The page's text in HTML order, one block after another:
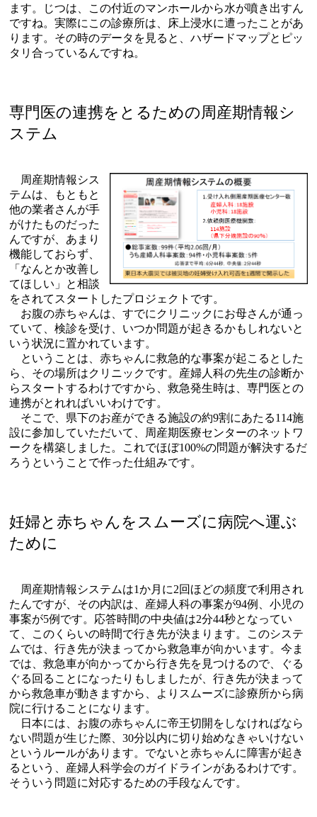
ます。じつは、この付近のマンホールから水が噴き出すん
ですね。実際にこの診療所は、床上浸水に遭ったことがあ
ります。その時のデータを見ると、ハザードマップとピッ
タリ合っているんですね。
専門医の連携をとるための周産期情報シ
ステム
周産期情報シス
テムは、もともと
他の業者さんが手
がけたものだった
んですが、あまり
機能しておらず、
「なんとか改善し
てほしい」と相談
をされてスタートしたプロジェクトです。
お腹の赤ちゃんは、すでにクリニックにお母さんが通っ
ていて、検診を受け、いつか問題が起きるかもしれないと
いう状況に置かれています。
ということは、赤ちゃんに救急的な事案が起こるとした
ら、その場所はクリニックです。産婦人科の先生の診断か
らスタートするわけですから、救急発生時は、専門医との
連携がとれればいいわけです。
そこで、県下のお産ができる施設の約9割にあたる114施
設に参加していただいて、周産期医療センターのネットワ
ークを構築しました。これでほぼ100%の問題が解決するだ
ろうということで作った仕組みです。
妊婦と赤ちゃんをスムーズに病院へ運ぶ
ために
周産期情報システムは1か月に2回ほどの頻度で利用され
たんですが、その内訳は、産婦人科の事案が94例、小児の
事案が5例です。応答時間の中央値は2分44秒となってい
て、このくらいの時間で行き先が決まります。このシステ
ムでは、行き先が決まってから救急車が向かいます。今ま
では、救急車が向かってから行き先を見つけるので、ぐる
ぐる回ることになったりもしましたが、行き先が決まって
から救急車が動きますから、よりスムーズに診療所から病
院に行けることになります。
日本には、お腹の赤ちゃんに帝王切開をしなければなら
ない問題が生じた際、30分以内に切り始めなきゃいけない
というルールがあります。でないと赤ちゃんに障害が起き
るという、産婦人科学会のガイドラインがあるわけです。
そういう問題に対応するための手段なんです。